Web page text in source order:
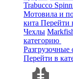
Trabucco
Мотовила и
кита Перейти
Чехлы
категорию
Разгрузочные
Перейти в